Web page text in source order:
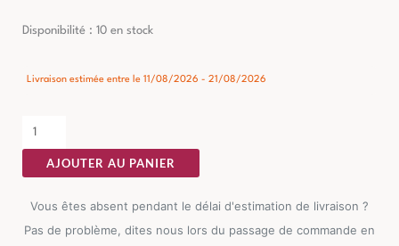
Disponibilité : 10 en stock
Livraison estimée entre le 11/08/2026 - 21/08/2026
quantité
Table
Aquamarine
Ixia
51cm
AJOUTER AU PANIER
Vous êtes absent pendant le délai d'estimation de livraison ?
Pas de problème, dites nous lors du passage de commande en